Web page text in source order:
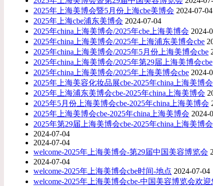
2025年上海美博会暨5月份上海cbe美博会 2024-07-04
2025年上海cbe浦东美博会 2024-07-04
2025年china上海美博会/2025年cbe上海美博会 2024-
2025年china上海美博会/2025年上海浦东美博会cbe
2025年china上海美博会/2025年5月份上海美博会cbe
2025年china上海美博会/2025年第29届上海美博会cbe
​2025年china上海美博会/2025年上海美博会cbe 2024-
2025年上海美容化妆品展cbe-2025年china上海美博会
2025年上海浦东美博会cbe-2025年china上海美博会
2025年5月份上海美博会cbe-2025年china上海美博会
2025年上海美博会cbe-2025年china上海美博会 2024-
2025年第29届上海美博会cbe-2025年china上海美博会
2024-07-04
2024-07-04
welcome-2025年上海美博会-第29届中国美容博览会
2024-07-04
welcome-2025年上海美博会cbe时间-地点 2024-07-04
​welcome-2025年上海美博会cbe-中国美容博览会欢迎